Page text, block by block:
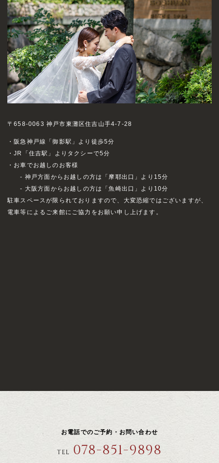
〒658-0063 神戸市東灘区住吉山手4-7-28
・阪急神戸線「御影駅」より徒歩5分
・JR「住吉駅」よりタクシーで5分
・お車でお越しのお客様
- 神戸方面からお越しの方は「摩耶出口」より15分
- 大阪方面からお越しの方は「魚崎出口」より10分
駐車スペースが限られておりますので、大変恐縮ではございますが、
電車等によるご来館にご協力をお願い申し上げます。
お電話でのご予約・お問い合わせ
TEL 078-851-9898